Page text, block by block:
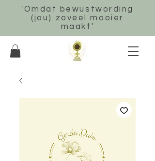
'Omdat bewustwording
(jou) zoveel mooier
maakt'